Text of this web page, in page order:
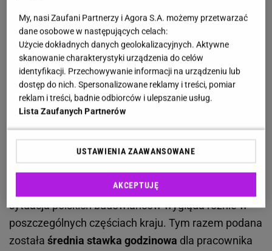
Ile zarabia budowlaniec na miesiąc? W Polsce
zarobki różnią się w poszczególnych regionach
Według danych aktualnych na styczeń 2025 roku
udostępnionych przezportal wynagrodzenia.pl
mediana zarobków dla stanowiska pracownik
netto), a co druga osoba zarabia w tym zawodzie
5290 do 7810 zł brutto(od 3936 do 5654 zł netto).
wielkiebudowanie.plzauważa jednak, że
sytuacja polskich budowlańców wygląda różnie w
poszczególnych częściach kraju. Tym razem podana
została średnia stawka godzinowa dla pracownika
My, nasi Zaufani Partnerzy i Agora S.A. możemy przetwarzać
dane osobowe w następujących celach:
Użycie dokładnych danych geolokalizacyjnych. Aktywne
skanowanie charakterystyki urządzenia do celów
identyfikacji. Przechowywanie informacji na urządzeniu lub
dostęp do nich. Spersonalizowane reklamy i treści, pomiar
reklam i treści, badnie odbiorców i ulepszanie usług.
Lista Zaufanych Partnerów
USTAWIENIA ZAAWANSOWANE
AKCEPTUJĘ